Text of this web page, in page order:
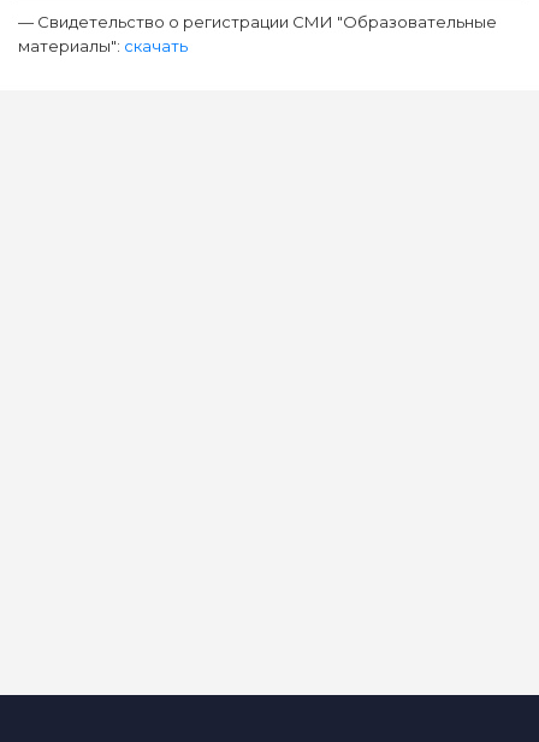
— Свидетельство о регистрации СМИ "Образовательные
материалы": скачать